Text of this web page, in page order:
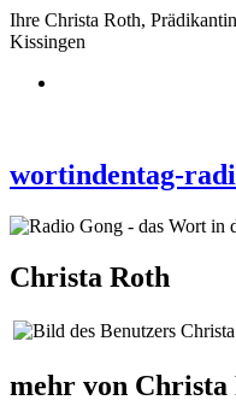
Ihre Christa Roth,
Kissingen
wortindentag-
Christa Roth
mehr von Christa